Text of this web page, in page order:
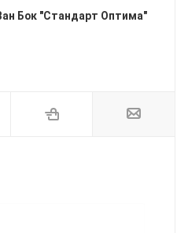
Бок "Стандарт Оптима"